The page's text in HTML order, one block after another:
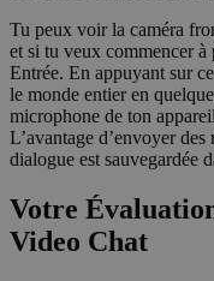
Tu peux voir la caméra
et si tu veux commencer
Entrée. En appuyant sur
le monde entier en
microphone de ton
L’avantage d’envoyer des
dialogue est sauvegardée
Votre
Video Chat